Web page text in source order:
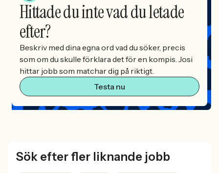
Hittade du inte vad du letade
efter?
Beskriv med dina egna ord vad du söker, precis
som om du skulle förklara det för en kompis. Josi
hittar jobb som matchar dig på riktigt.
Testa nu
Sök efter fler liknande jobb